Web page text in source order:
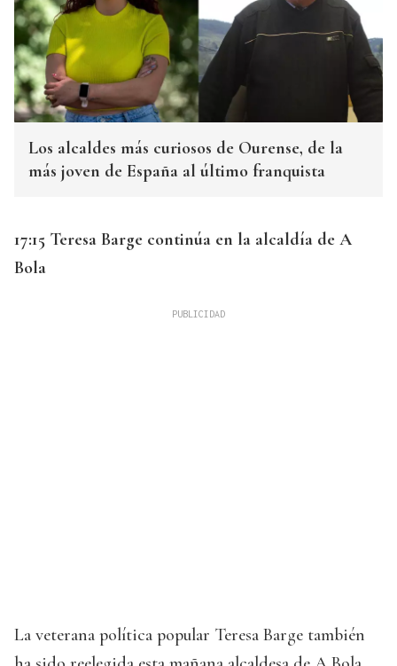
Los alcaldes más curiosos de Ourense, de la
más joven de España al último franquista
17:15 Teresa Barge continúa en la alcaldía de A
Bola
La veterana política popular Teresa Barge también